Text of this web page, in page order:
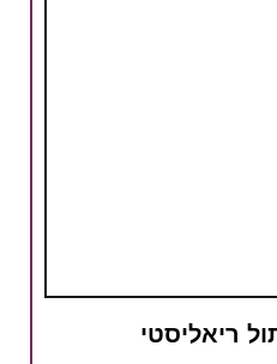
ריאליסטי